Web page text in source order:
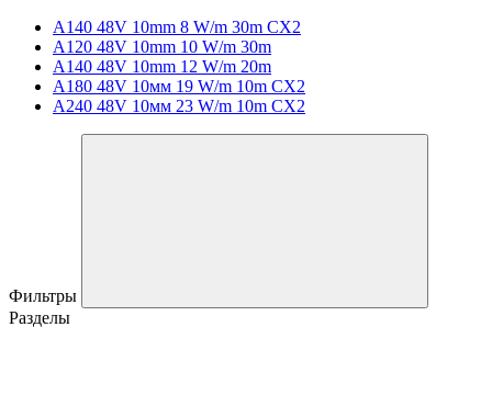
A140 48V 10mm 8 W/m 30m CX2
A120 48V 10mm 10 W/m 30m
A140 48V 10mm 12 W/m 20m
A180 48V 10мм 19 W/m 10m CX2
A240 48V 10мм 23 W/m 10m CX2
Фильтры
Разделы